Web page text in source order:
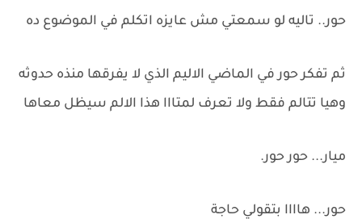
حور.. تاليه لو سمعتي مش عايزه اتكلم في الموضوع ده
ثم تفكر حور في الماضي الاليم الذي لا يفرقها منذه حدوثه
وهيا تتالم فقط ولا تعرف لمتااا هذا الالم سيظل معاها
ميار... حور حور.
حور... هاااا بتقولي حاجة